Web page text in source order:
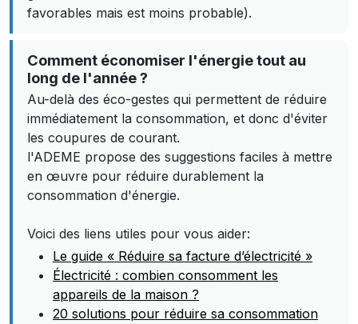
favorables mais est moins probable).
Comment économiser l'énergie tout au
long de l'année ?
Au-delà des éco-gestes qui permettent de réduire
immédiatement la consommation, et donc d'éviter
les coupures de courant.
l'ADEME propose des suggestions faciles à mettre
en œuvre pour réduire durablement la
consommation d'énergie.
Voici des liens utiles pour vous aider:
Le guide « Réduire sa facture d’électricité »
Électricité : combien consomment les
appareils de la maison ?
20 solutions pour réduire sa consommation